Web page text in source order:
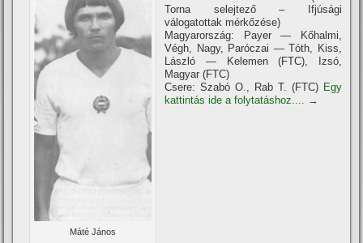
Máté János
Torna selejtező – Ifjúsági
válogatottak mérkőzése)
Magyarország: Payer — Kőhalmi,
Végh, Nagy, Paróczai — Tóth, Kiss,
László — Kelemen (FTC), Izsó,
Magyar (FTC)
Csere: Szabó O., Rab T. (FTC) Egy
kattintás ide a folytatáshoz.... →